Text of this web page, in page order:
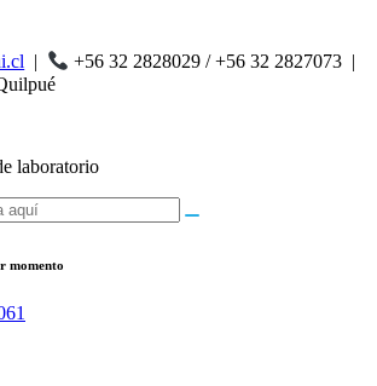
| +56 32 2828029 / +56 32 2827073 |
laboratorio
momento